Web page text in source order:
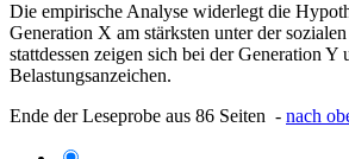
Die empirische Analyse widerlegt die
Generation X am stärksten unter der
stattdessen zeigen sich bei der Generation Y
Belastungsanzeichen.
Ende der Leseprobe aus 86 Seiten - nach